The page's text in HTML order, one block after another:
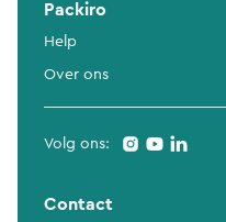
Packiro
Help
Over ons
Volg ons:
Contact